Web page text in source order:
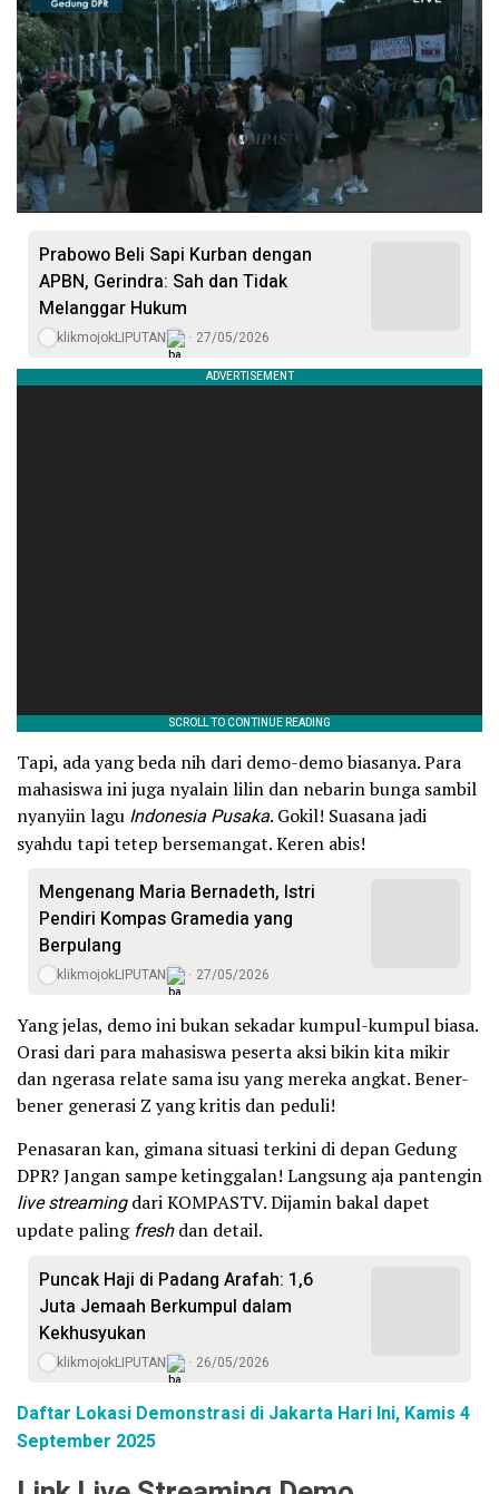
Prabowo Beli Sapi Kurban dengan
APBN, Gerindra: Sah dan Tidak
Melanggar Hukum
klikmojokLIPUTAN 27/05/2026
Tapi, ada yang beda nih dari demo-demo biasanya. Para
mahasiswa ini juga nyalain lilin dan nebarin bunga sambil
nyanyiin lagu Indonesia Pusaka. Gokil! Suasana jadi
syahdu tapi tetep bersemangat. Keren abis!
Mengenang Maria Bernadeth, Istri
Pendiri Kompas Gramedia yang
Berpulang
klikmojokLIPUTAN 27/05/2026
Yang jelas, demo ini bukan sekadar kumpul-kumpul biasa.
Orasi dari para mahasiswa peserta aksi bikin kita mikir
dan ngerasa relate sama isu yang mereka angkat. Bener-
bener generasi Z yang kritis dan peduli!
Penasaran kan, gimana situasi terkini di depan Gedung
DPR? Jangan sampe ketinggalan! Langsung aja pantengin
live streamingdari KOMPASTV. Dijamin bakal dapet
update paling freshdan detail.
Puncak Haji di Padang Arafah: 1,6
Juta Jemaah Berkumpul dalam
Kekhusyukan
klikmojokLIPUTAN 26/05/2026
Daftar Lokasi Demonstrasi di Jakarta Hari Ini, Kamis 4
September 2025